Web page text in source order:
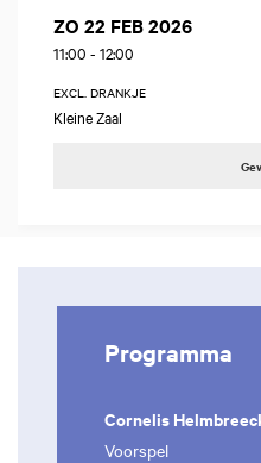
ZO 22 FEB 2026
11:00 - 12:00
EXCL. DRANKJE
Kleine Zaal
Programma
Cornelis
Voorspel